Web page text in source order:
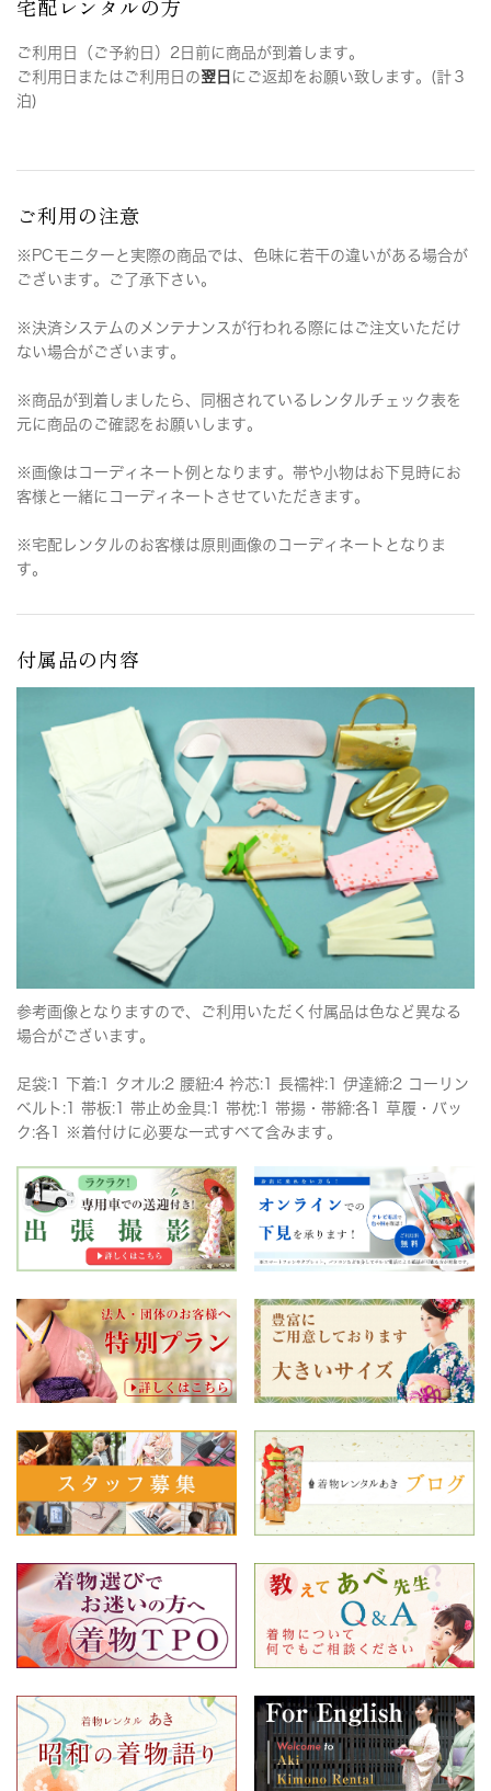
宅配レンタルの方
ご利用日（ご予約日）2日前に商品が到着します。
ご利用日またはご利用日の翌日 にご返却をお願い致します。(計３
泊)
ご利用の注意
※PCモニターと実際の商品では、色味に若干の違いがある場合が
ございます。ご了承下さい。
※決済システムのメンテナンスが行われる際にはご注文いただけ
ない場合がございます。
※商品が到着しましたら、同梱されているレンタルチェック表を
元に商品のご確認をお願いします。
※画像はコーディネート例となります。帯や小物はお下見時にお
客様と一緒にコーディネートさせていただきます。
※宅配レンタルのお客様は原則画像のコーディネートとなりま
す。
付属品の内容
参考画像となりますので、ご利用いただく付属品は色など異なる
場合がございます。
足袋:1 下着:1 タオル:2 腰紐:4 衿芯:1 長襦袢:1 伊達締:2 コーリン
ベルト:1 帯板:1 帯止め金具:1 帯枕:1 帯揚・帯締:各1 草履・バッ
ク:各1 ※着付けに必要な一式すべて含みます。